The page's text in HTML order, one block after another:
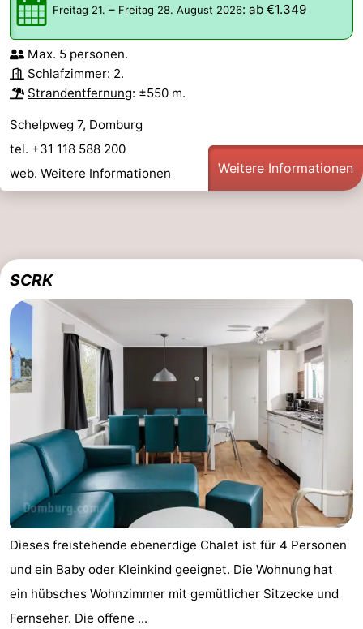
Freitag 21. – Freitag 28. August 2026: ab €1.349
Max. 5 personen.
Schlafzimmer: 2.
Strandentfernung: ±550 m.
Schelpweg 7, Domburg
tel. +31 118 588 200
web. Weitere Informationen Weitere Informationen
SCRK
Dieses freistehende ebenerdige Chalet ist für 4 Personen
und ein Baby oder Kleinkind geeignet. Die Wohnung hat
ein hübsches Wohnzimmer mit gemütlicher Sitzecke und
Fernseher. Die offene ...